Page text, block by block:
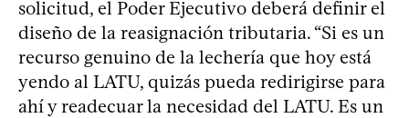
solicitud, el Poder Ejecutivo deberá definir el
diseño de la reasignación tributaria. “Si es un
recurso genuino de la lechería que hoy está
yendo al LATU, quizás pueda redirigirse para
ahí y readecuar la necesidad del LATU. Es un